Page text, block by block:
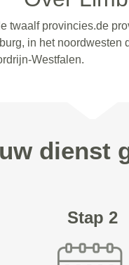
twaalf provincies.de
in het
Westfalen.
dienst
Stap 2